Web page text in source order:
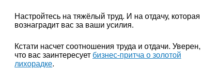
Настройтесь на тяжёлый труд. И на отдачу, которая
вознаградит вас за ваши усилия.
Кстати насчет соотношения труда и отдачи. Уверен,
что вас заинтересует бизнес-притча о золотой
лихорадке.